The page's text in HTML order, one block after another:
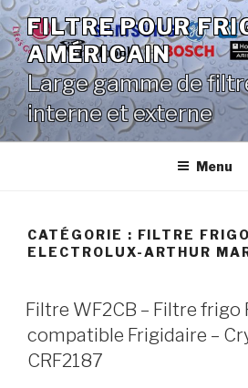
Aller
au
contenu
principal
FILTRE POUR
AMÉRICAIN
Large gamme de
interne et externe
Menu
CATÉGORIE : FILTRE
ELECTROLUX-ARTHUR
Filtre WF2CB – Filtre frigo
compatible Frigidaire –
CRF2187